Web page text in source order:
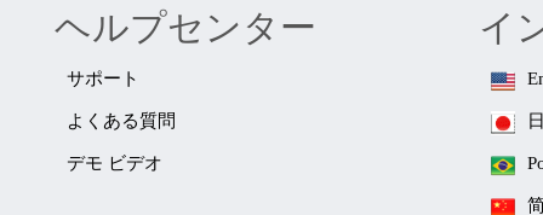
ヘルプセンター
サポート
よくある質問
デモ ビデオ
イ